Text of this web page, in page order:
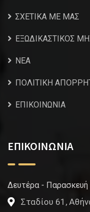
ΣΧΕΤΙΚΑ ΜΕ ΜΑΣ
ΕΞΩΔΙΚΑΣΤΙΚΟΣ
NEA
ΠΟΛΙΤΙΚΗ
ΕΠΙΚΟΙΝΩΝΙΑ
ΕΠΙΚΟΙΝΩΝΙΑ
Δευτέρα - Παρασκευή
Σταδίου 61,